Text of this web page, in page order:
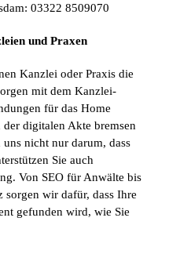
03322 8509070
und Praxen
Kanzlei oder Praxis die
mit dem Kanzlei-
für das Home
digitalen Akte bremsen
nicht nur darum, dass
Sie auch
Von SEO für Anwälte bis
sorgen wir dafür, dass Ihre
gefunden wird, wie Sie